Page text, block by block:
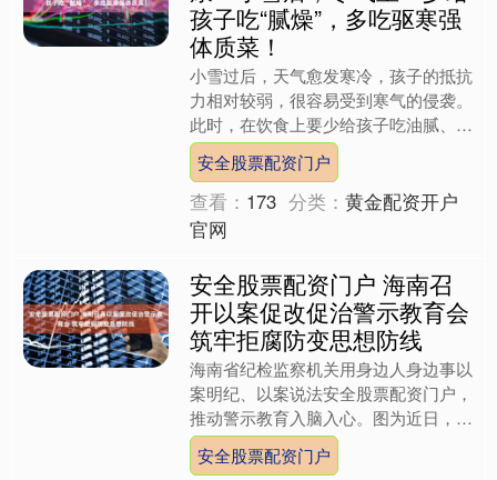
孩子吃“腻燥”，多吃驱寒强
体质菜！
小雪过后，天气愈发寒冷，孩子的抵抗
力相对较弱，很容易受到寒气的侵袭。
此时，在饮食上要少给孩子吃油腻、燥
热的食物安全股票配资门户，多安排一
些能驱寒、增强体质的菜肴....
安全股票配资门户
查看： 173 分类：黄金配资开户
官网
安全股票配资门户 海南召
开以案促改促治警示教育会
筑牢拒腐防变思想防线
海南省纪检监察机关用身边人身边事以
案明纪、以案说法安全股票配资门户，
推动警示教育入脑入心。图为近日，三
亚市纪委监委组织党员干部到市反腐倡
廉警示教育基地开展警示教....
安全股票配资门户